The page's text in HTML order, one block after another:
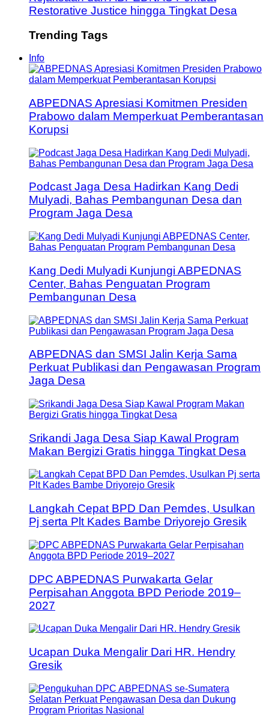
Restorative Justice hingga Tingkat Desa
Trending Tags
Info
ABPEDNAS Apresiasi Komitmen Presiden
Prabowo dalam Memperkuat Pemberantasan
Korupsi
Podcast Jaga Desa Hadirkan Kang Dedi
Mulyadi, Bahas Pembangunan Desa dan
Program Jaga Desa
Kang Dedi Mulyadi Kunjungi ABPEDNAS
Center, Bahas Penguatan Program
Pembangunan Desa
ABPEDNAS dan SMSI Jalin Kerja Sama
Perkuat Publikasi dan Pengawasan Program
Jaga Desa
Srikandi Jaga Desa Siap Kawal Program
Makan Bergizi Gratis hingga Tingkat Desa
Langkah Cepat BPD Dan Pemdes, Usulkan
Pj serta Plt Kades Bambe Driyorejo Gresik
DPC ABPEDNAS Purwakarta Gelar
Perpisahan Anggota BPD Periode 2019–
2027
Ucapan Duka Mengalir Dari HR. Hendry
Gresik